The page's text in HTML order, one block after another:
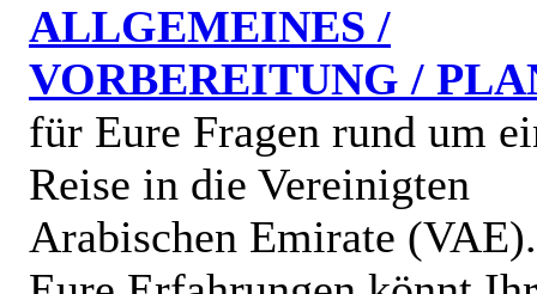
ALLGEMEINES /
VORBEREITUNG /
für Eure Fragen rund um
Reise in die Vereinigten
Arabischen Emirate